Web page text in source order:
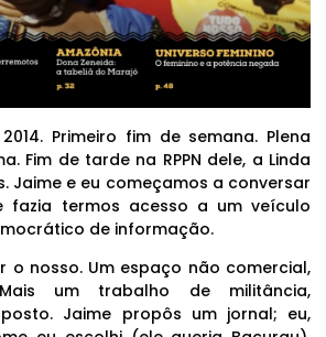
Primeiro fim de semana. Plena
Fim de tarde na RPPN dele, a Linda
Jaime e eu começamos a conversar
termos acesso a um veículo
de informação.
o nosso. Um espaço não comercial,
um trabalho de militância,
Jaime propôs um jornal; eu,